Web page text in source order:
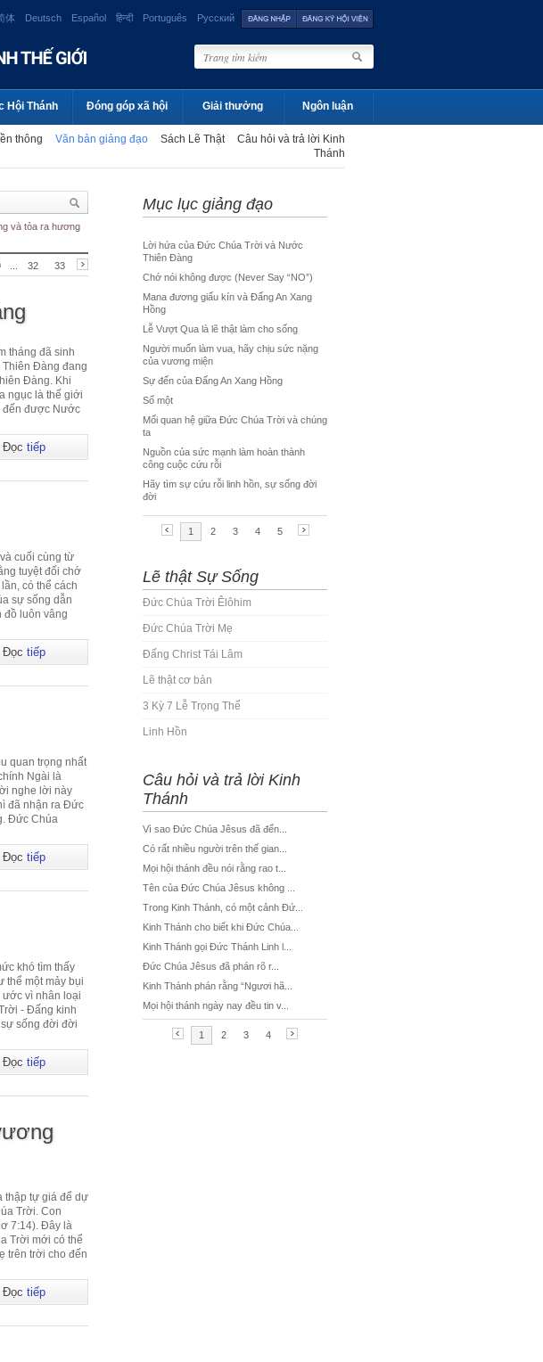
体 Deutsch Español हिन्दी Português Русский
Hội Thánh Đóng góp xã hội Giải thưởng Ngôn luận
thông Văn bản giảng đạo Sách Lẽ Thật
Câu hỏi và trả lời Kinh
Thánh
và tỏa ra hương
32 33
tháng đã sinh
Thiên Đàng đang
Đàng. Khi
ngục là thế giới
đến được Nước
Đọc tiếp
cuối cùng từ
tuyệt đối chớ
có thể cách
sự sống dẫn
đồ luôn vâng
Đọc tiếp
quan trọng nhất
Ngài là
nghe lời này
đã nhận ra Đức
Đức Chúa
Đọc tiếp
khó tìm thấy
thể một mảy bụi
vì nhân loại
- Đấng kinh
sống đời đời
Đọc tiếp
thập tự giá để dự
Trời. Con
7:14). Đây là
Trời mới có thể
trên trời cho đến
Đọc tiếp
Lẽ thật Sự Sống
Đức Chúa Trời Êlôhim
Đức Chúa Trời Mẹ
Đấng Christ Tái Lâm
Lẽ thật cơ bản
3 Kỳ 7 Lễ Trọng Thể
Linh Hồn